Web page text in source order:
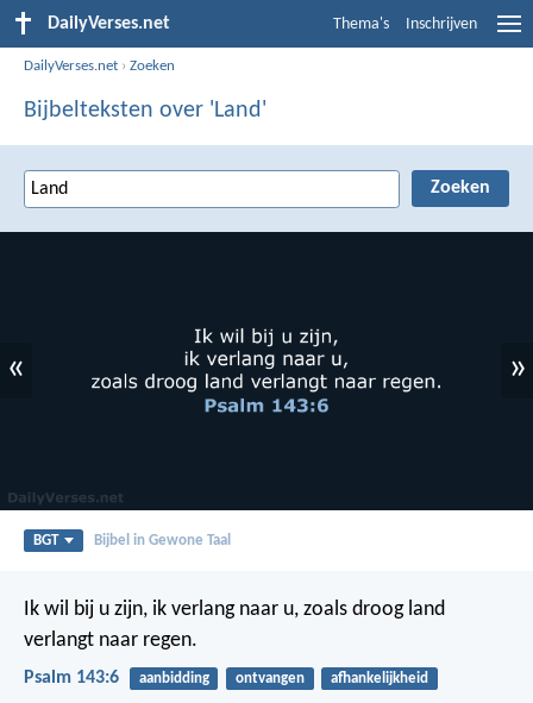
DailyVerses.net Thema's Inschrijven
DailyVerses.net ›Zoeken
Bijbelteksten over 'Land'
« »
BGT Bijbel in Gewone Taal
Ik wil bij u zijn, ik verlang naar u, zoals droog land
verlangt naar regen.
Psalm 143:6 aanbidding ontvangen afhankelijkheid